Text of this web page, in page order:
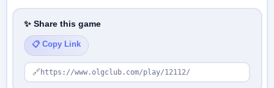
✨ Share this game
📋 Copy Link
🔗 https://www.olgclub.com/play/12112/